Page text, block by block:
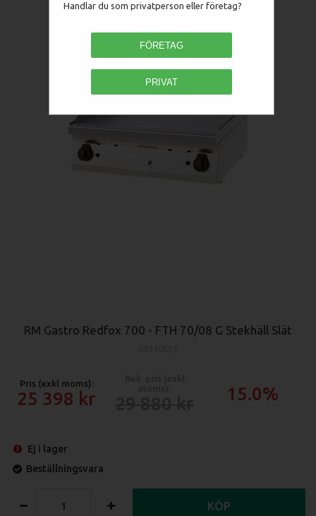
Handlar du som privatperson eller företag?
FÖRETAG
PRIVAT
RM Gastro Redfox 700 - FTH 70/08 G Stekhäll Slät
Pris (exkl moms):
25 398 15.0%
Ej i lager
Beställningsvara
KÖP